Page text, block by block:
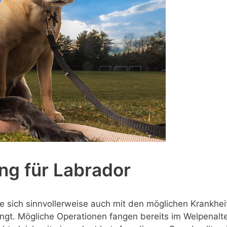
für Labrador
sich sinnvollerweise auch mit den möglichen
Mögliche Operationen fangen bereits im